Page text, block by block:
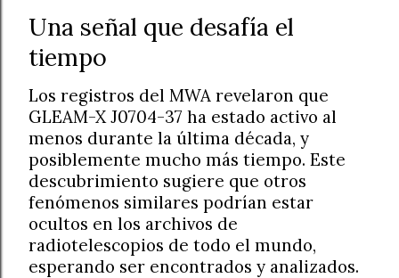
Una señal que desafía el
tiempo
Los registros del MWA revelaron que
GLEAM-X J0704-37 ha estado activo al
menos durante la última década, y
posiblemente mucho más tiempo. Este
descubrimiento sugiere que otros
fenómenos similares podrían estar
ocultos en los archivos de
radiotelescopios de todo el mundo,
esperando ser encontrados y analizados.